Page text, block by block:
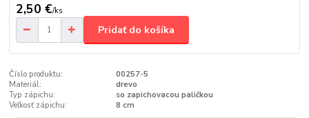
2,50 €/ks
Pridať do košíka
Číslo produktu:
00257-5
Materiál:
drevo
Typ zápichu:
so zapichovacou paličkou
Veľkosť zápichu:
8 cm